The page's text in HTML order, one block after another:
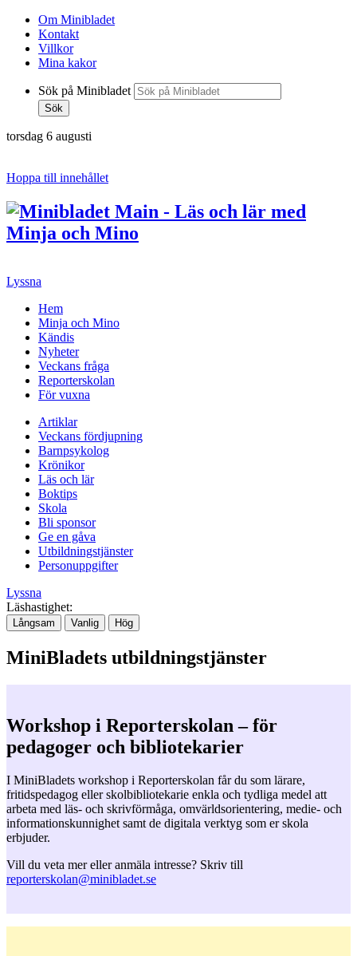
Om Minibladet
Kontakt
Villkor
Mina kakor
Sök på Minibladet
Sök
torsdag 6 augusti
Hoppa till innehållet
Lyssna
Hem
Minja och Mino
Kändis
Nyheter
Veckans fråga
Reporterskolan
För vuxna
Artiklar
Veckans fördjupning
Barnpsykolog
Krönikor
Läs och lär
Boktips
Skola
Bli sponsor
Ge en gåva
Utbildningstjänster
Personuppgifter
Lyssna
Läshastighet:
Långsam Vanlig Hög
MiniBladets utbildningstjänster
Workshop i Reporterskolan – för
pedagoger och bibliotekarier
I MiniBladets workshop i Reporterskolan får du som lärare,
fritidspedagog eller skolbibliotekarie enkla och tydliga medel att
arbeta med läs- och skrivförmåga, omvärldsorientering, medie- och
informationskunnighet samt de digitala verktyg som er skola
erbjuder.
Vill du veta mer eller anmäla intresse? Skriv till
reporterskolan@minibladet.se